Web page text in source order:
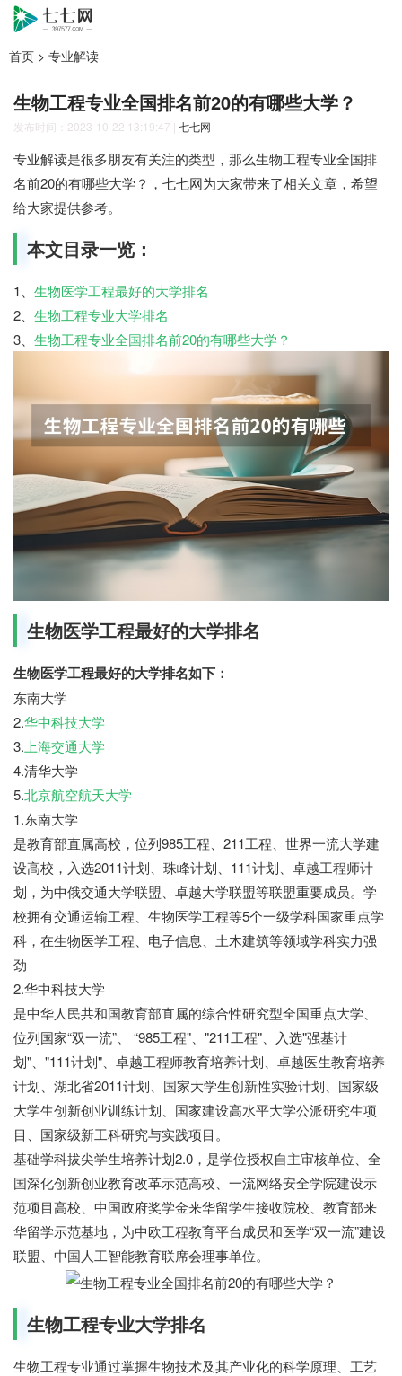
首页 > 专业解读
生物工程专业全国排名前20的有哪些大学？
发布时间：2023-10-22 13:19:47 | 七七网
专业解读是很多朋友有关注的类型，那么生物工程专业全国排
名前20的有哪些大学？，七七网为大家带来了相关文章，希望
给大家提供参考。
本文目录一览：
1、 生物医学工程最好的大学排名
2、 生物工程专业大学排名
3、 生物工程专业全国排名前20的有哪些大学？
生物医学工程最好的大学排名
生物医学工程最好的大学排名如下：
东南大学
2.华中科技大学
3.上海交通大学
4.清华大学
5.北京航空航天大学
1.东南大学
是教育部直属高校，位列985工程、211工程、世界一流大学建
设高校，入选2011计划、珠峰计划、111计划、卓越工程师计
划，为中俄交通大学联盟、卓越大学联盟等联盟重要成员。学
校拥有交通运输工程、生物医学工程等5个一级学科国家重点学
科，在生物医学工程、电子信息、土木建筑等领域学科实力强
劲
2.华中科技大学
是中华人民共和国教育部直属的综合性研究型全国重点大学、
位列国家“双一流”、 “985工程"、"211工程"、入选"强基计
划"、"111计划"、卓越工程师教育培养计划、卓越医生教育培养
计划、湖北省2011计划、国家大学生创新性实验计划、国家级
大学生创新创业训练计划、国家建设高水平大学公派研究生项
目、国家级新工科研究与实践项目。
基础学科拔尖学生培养计划2.0，是学位授权自主审核单位、全
国深化创新创业教育改革示范高校、一流网络安全学院建设示
范项目高校、中国政府奖学金来华留学生接收院校、教育部来
华留学示范基地，为中欧工程教育平台成员和医学“双一流”建设
联盟、中国人工智能教育联席会理事单位。
生物工程专业大学排名
生物工程专业通过掌握生物技术及其产业化的科学原理、工艺